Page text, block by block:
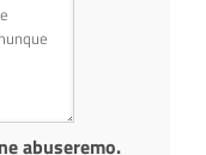
abuseremo.